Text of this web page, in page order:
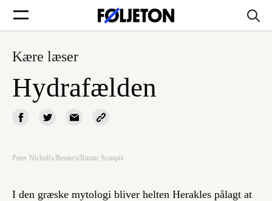
Forsider
Føljetoner
Kære læser
Hydrafælden
Peter Nicholls/Reuters/Ritzau Scanpix
I den græske mytologi bliver helten Herakles pålagt at